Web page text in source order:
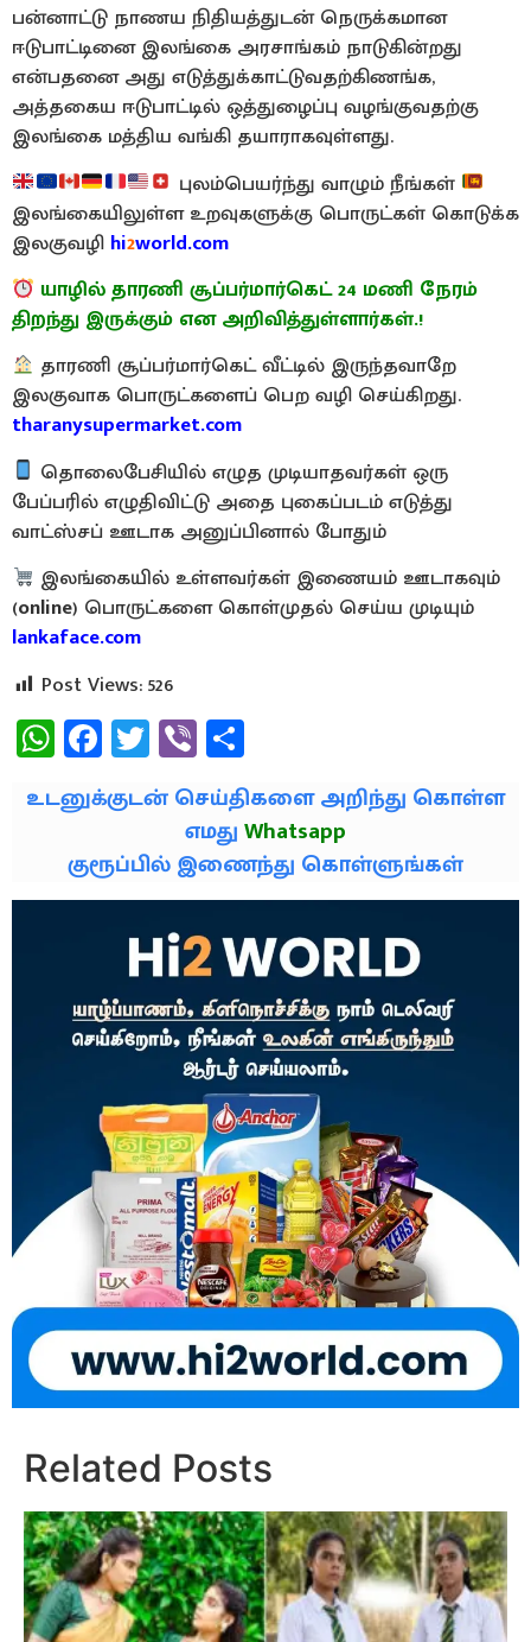
பன்னாட்டு நாணய நிதியத்துடன் நெருக்கமான
ஈடுபாட்டினை இலங்கை அரசாங்கம் நாடுகின்றது
என்பதனை அது எடுத்துக்காட்டுவதற்கிணங்க,
அத்தகைய ஈடுபாட்டில் ஒத்துழைப்பு வழங்குவதற்கு
இலங்கை மத்திய வங்கி தயாராகவுள்ளது.
புலம்பெயர்ந்து வாழும் நீங்கள்
இலங்கையிலுள்ள உறவுகளுக்கு பொருட்கள் கொடுக்க
இலகுவழி hi2world.com
யாழில் தாரணி சூப்பர்மார்கெட் 24 மணி நேரம்
திறந்து இருக்கும் என அறிவித்துள்ளார்கள்.!
தாரணி சூப்பர்மார்கெட் வீட்டில் இருந்தவாறே
இலகுவாக பொருட்களைப் பெற வழி செய்கிறது.
tharanysupermarket.com
தொலைபேசியில் எழுத முடியாதவர்கள் ஒரு
பேப்பரில் எழுதிவிட்டு அதை புகைப்படம் எடுத்து
வாட்ஸ்சப் ஊடாக அனுப்பினால் போதும்
இலங்கையில் உள்ளவர்கள் இணையம் ஊடாகவும்
(online) பொருட்களை கொள்முதல் செய்ய முடியும்
lankaface.com
Post Views:526
WhatsApp
Facebook
Twitter
Viber
உடனுக்குடன் செய்திகளை அறிந்து கொள்ள
எமதுWhatsapp
குரூப்பில் இணைந்து கொள்ளுங்கள்
Related Posts